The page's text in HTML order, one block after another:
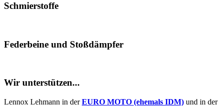
Schmierstoffe
Federbeine und Stoßdämpfer
Wir unterstützen...
Lennox Lehmann in derEURO MOTO (ehemals IDM) und in der